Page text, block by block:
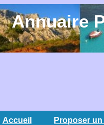
Annuaire
Accueil Proposer